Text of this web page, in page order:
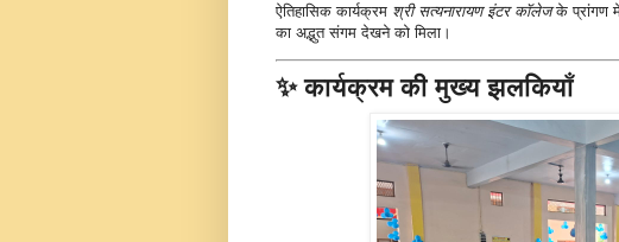
ऐतिहासिक कार्यक्रम श्री सत्यनारायण इंटर कॉलेजके प्रांगण में
का अद्भुत संगम देखने को मिला।
✨ कार्यक्रम की मुख्य झलकियाँ